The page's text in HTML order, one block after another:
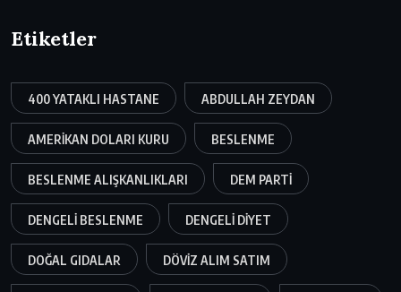
Etiketler
400 YATAKLI HASTANE ABDULLAH ZEYDAN
AMERIKAN DOLARI KURU BESLENME
BESLENME ALIŞKANLIKLARI DEM PARTI
DENGELI BESLENME DENGELI DIYET
DOĞAL GIDALAR DÖVIZ ALIM SATIM